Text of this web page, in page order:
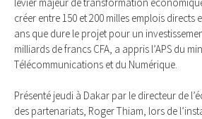
créer entre 150 et 200 milles emplois directs
ans que dure le projet pour un
milliards de francs CFA, a appris l’APS du
Télécommunications et du Numérique.
Présenté jeudi à Dakar par le directeur de
des partenariats, Roger Thiam, lors de